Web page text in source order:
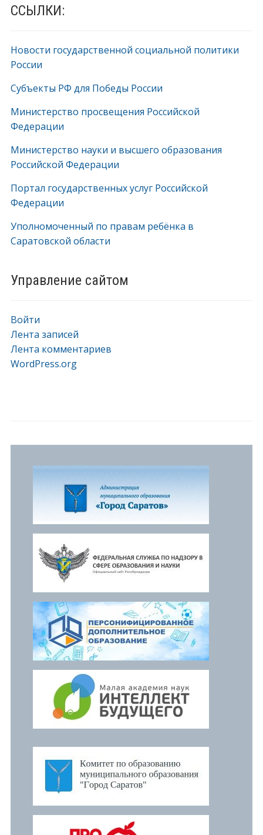
ССЫЛКИ:
Новости государственной социальной политики
России
Субъекты РФ для Победы России
Министерство просвещения Российской
Федерации
Министерство науки и высшего образования
Российской Федерации
Портал государственных услуг Российской
Федерации
Уполномоченный по правам ребёнка в
Саратовской области
Управление сайтом
Войти
Лента записей
Лента комментариев
WordPress.org